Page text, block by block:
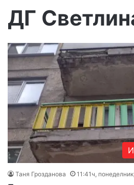
ДГ
Таня Грозданова 11:41ч,